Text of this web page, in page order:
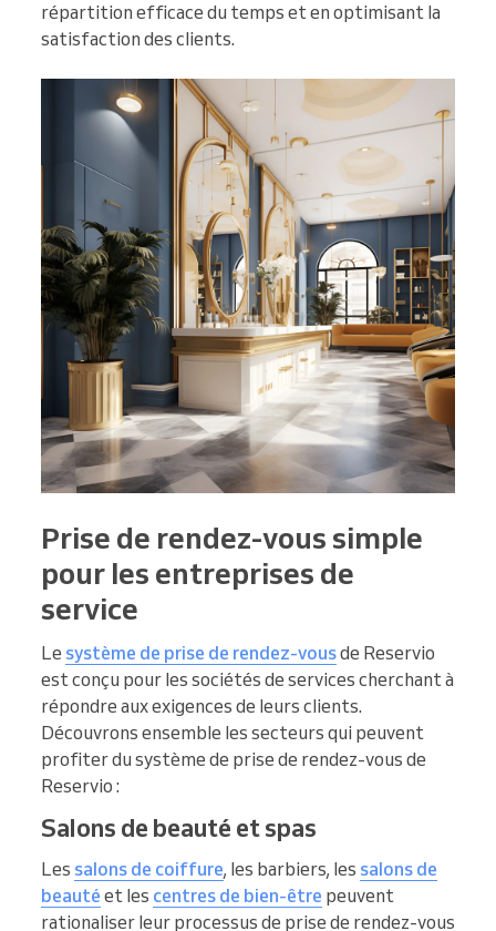
répartition efficace du temps et en optimisant la
satisfaction des clients.
Prise de rendez-vous simple
pour les entreprises de
service
Le système de prise de rendez-vousde Reservio
est conçu pour les sociétés de services cherchant à
répondre aux exigences de leurs clients.
Découvrons ensemble les secteurs qui peuvent
profiter du système de prise de rendez-vous de
Reservio :
Salons de beauté et spas
Les salons de coiffure, les barbiers, les salons de
beauté et les centres de bien-être peuvent
rationaliser leur processus de prise de rendez-vous